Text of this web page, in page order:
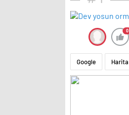
0
Google Harita